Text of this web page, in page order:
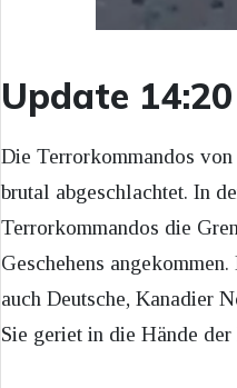
Update 14:20
Die Terrorkommandos
brutal abgeschlachtet. In
Terrorkommandos die
Geschehens
auch Deutsche, Kanadier
Sie geriet in die Hände